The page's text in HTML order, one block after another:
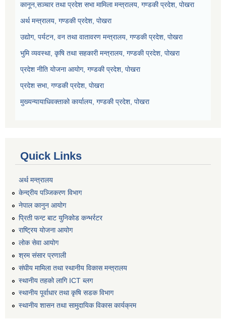
कानून,सञ्चार तथा प्रदेश सभा मामिला मन्त्रालय, गण्डकी प्रदेश, पोखरा
अर्थ मन्त्रालय, गण्डकी प्रदेश, पोखरा
उद्योग, पर्यटन, वन तथा वातावरण मन्त्रालय, गण्डकी प्रदेश, पोखरा
भुमि व्यवस्था, कृषि तथा सहकारी मन्त्रालय, गण्डकी प्रदेश, पोखरा
प्रदेश नीति योजना आयोग, गण्डकी प्रदेश, पोखरा
प्रदेश सभा, गण्डकी प्रदेश, पोखरा
मुख्यन्यायाधिवक्ताको कार्यालय, गण्डकी प्रदेश, पोखरा
Quick Links
अर्थ मन्त्रालय
केन्द्रीय पञ्जिकरण विभाग
नेपाल कानुन आयोग
प्रिती फन्ट बाट युनिकोड कन्भर्रटर
राष्ट्रिय योजना आयोग
लोक सेवा आयोग
श्रम संसार प्रणाली
संघीय मामिला तथा स्थानीय विकास मन्त्रालय
स्थानीय तहको लागि ICT ब्लग
स्थानीय पूर्वाधार तथा कृषि सडक विभाग
स्थानीय शासन तथा सामुदायिक विकास कार्यक्रम